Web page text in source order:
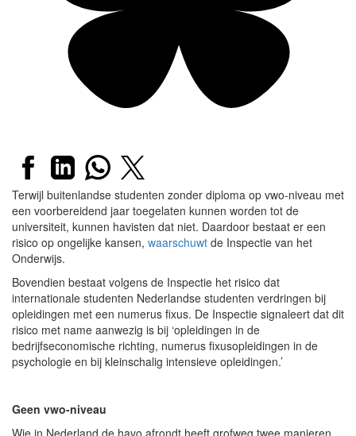
Terwijl buitenlandse studenten zonder diploma op vwo-niveau met
een voorbereidend jaar toegelaten kunnen worden tot de
universiteit, kunnen havisten dat niet. Daardoor bestaat er een
risico op ongelijke kansen, waarschuwt de Inspectie van het
Onderwijs.
Bovendien bestaat volgens de Inspectie het risico dat
internationale studenten Nederlandse studenten verdringen bij
opleidingen met een numerus fixus. De Inspectie signaleert dat dit
risico met name aanwezig is bij ‘opleidingen in de
bedrijfseconomische richting, numerus fixusopleidingen in de
psychologie en bij kleinschalig intensieve opleidingen.’
Geen vwo-niveau